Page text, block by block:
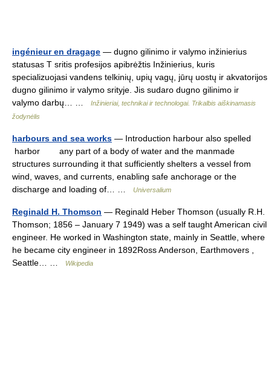
ingénieur en dragage — dugno gilinimo ir valymo inžinierius
statusas T sritis profesijos apibrėžtis Inžinierius, kuris
specializuojasi vandens telkinių, upių vagų, jūrų uostų ir akvatorijos
dugno gilinimo ir valymo srityje. Jis sudaro dugno gilinimo ir
valymo darbų… …
Inžinieriai, technikai ir technologai. Trikalbis aiškinamasis
žodynėlis
harbours and sea works — Introduction harbour also spelled
harbor any part of a body of water and the manmade
structures surrounding it that sufficiently shelters a vessel from
wind, waves, and currents, enabling safe anchorage or the
discharge and loading of… …
Universalium
Reginald H. Thomson — Reginald Heber Thomson (usually R.H.
Thomson; 1856 – January 7 1949) was a self taught American civil
engineer. He worked in Washington state, mainly in Seattle, where
he became city engineer in 1892Ross Anderson, Earthmovers ,
Seattle… …
Wikipedia